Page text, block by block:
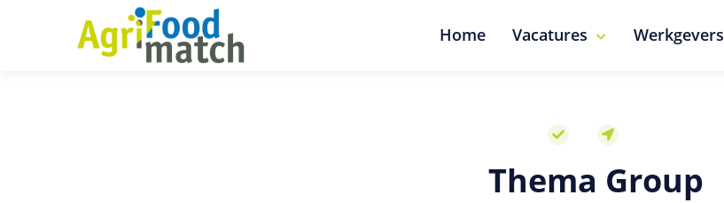
Home Vacatures Werkgevers
Thema Group